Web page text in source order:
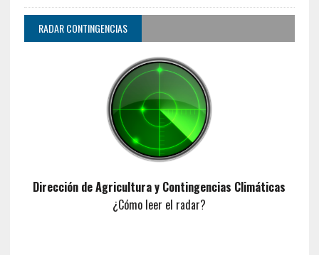
RADAR CONTINGENCIAS
Dirección de Agricultura y Contingencias Climáticas
¿Cómo leer el radar?